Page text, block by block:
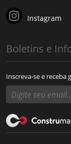
Instagram
Boletins e
Inscreva-se e